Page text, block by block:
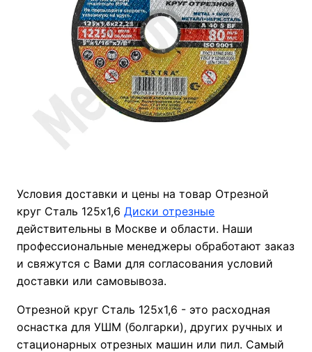
Условия доставки и цены на товар Отрезной
круг Сталь 125х1,6Диски отрезные
действительны в Москве и области. Наши
профессиональные менеджеры обработают заказ
и свяжутся с Вами для согласования условий
доставки или самовывоза.
Отрезной круг Сталь 125х1,6 - это расходная
оснастка для УШМ (болгарки), других ручных и
стационарных отрезных машин или пил. Самый